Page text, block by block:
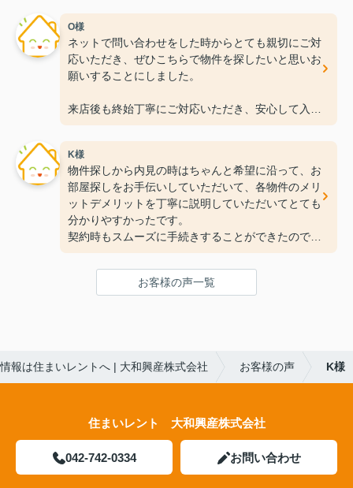
O様
ネットで問い合わせをした時からとても親切にご対
応いただき、ぜひこちらで物件を探したいと思いお
願いすることにしました。
来店後も終始丁寧にご対応いただき、安心して入居
準備を進めることができました！
この度は本当にありがとうございました。
今後ともよろしくお願いいたします。
K様
物件探しから内見の時はちゃんと希望に沿って、お
部屋探しをお手伝いしていただいて、各物件のメリ
ットデメリットを丁寧に説明していただいてとても
分かりやすかったです。
契約時もスムーズに手続きすることができたので、
とても良かったです。
またお部屋探しをする時はお手伝いして欲しいで
お客様の声一覧
報は住まいレントへ | 大和興産株式会社 お客様の声 K様
住まいレント 大和興産株式会社
042-742-0334 お問い合わせ